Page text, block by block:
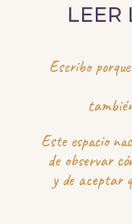
LEER
Escribo
Este espacio
de observar
y de aceptar